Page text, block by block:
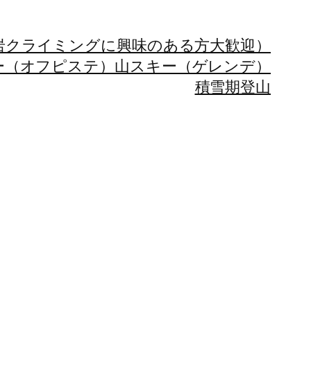
ライミングに興味のある方大歓迎）
オフピステ） 山スキー（ゲレンデ）
積雪期登山